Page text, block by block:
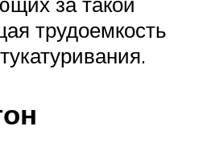
трудоемкость